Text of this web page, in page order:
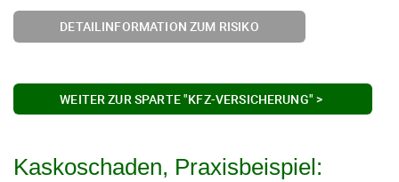
DETAILINFORMATION ZUM RISIKO
WEITER ZUR SPARTE "KFZ-VERSICHERUNG" >
Kaskoschaden, Praxisbeispiel: